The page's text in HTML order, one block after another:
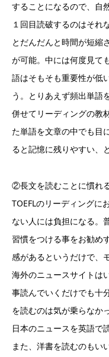
することになるので、自
１回目読破するのはそれ
とだんだんと時間が短縮
が可能。中には何度見て
語はそもそも重要性が低
う。とりあえず頻出単語
併せてリーディングの教
た単語を文章の中でも目
ると記憶に残りやすい、
②長文を読むことに慣れる
TOEFLのリーディングに
ない人には負担になる。
習慣をつける事をお勧め
感があるというだけで、
海外のニュースサイトは
事読んでいくだけでも十
を読むのは気が乗らなか
日本のニュースを英語で
また、洋書を読むのもい